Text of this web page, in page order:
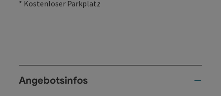
* Kostenloser Parkplatz
Angebotsinfos